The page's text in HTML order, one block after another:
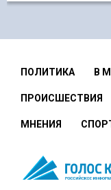
ПОЛИТИКА В
ПРОИСШЕСТВИЯ
МНЕНИЯ